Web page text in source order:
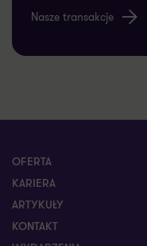
Nasze transakcje
OFERTA
KARIERA
ARTYKUŁY
KONTAKT